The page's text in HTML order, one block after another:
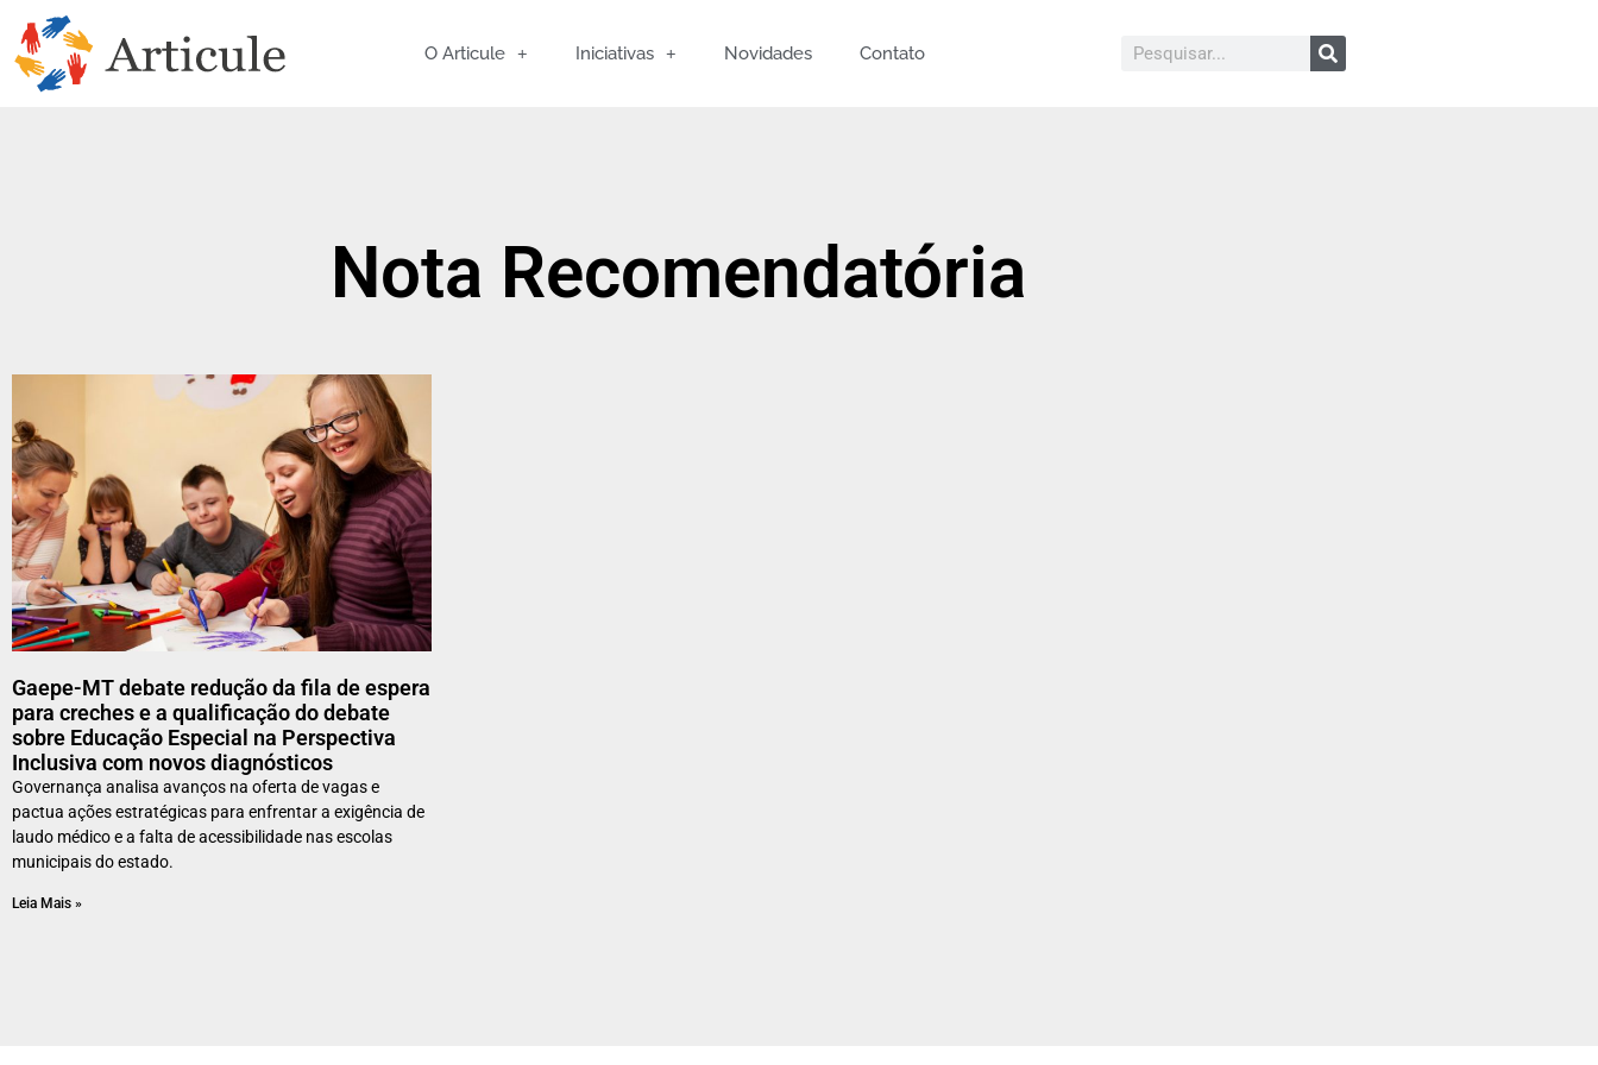
O Articule Iniciativas Novidades Contato
Nota Recomendatória
Gaepe-MT debate redução da fila de espera
para creches e a qualificação do debate
sobre Educação Especial na Perspectiva
Inclusiva com novos diagnósticos
Governança analisa avanços na oferta de vagas e
pactua ações estratégicas para enfrentar a exigência de
laudo médico e a falta de acessibilidade nas escolas
municipais do estado.
Leia Mais »